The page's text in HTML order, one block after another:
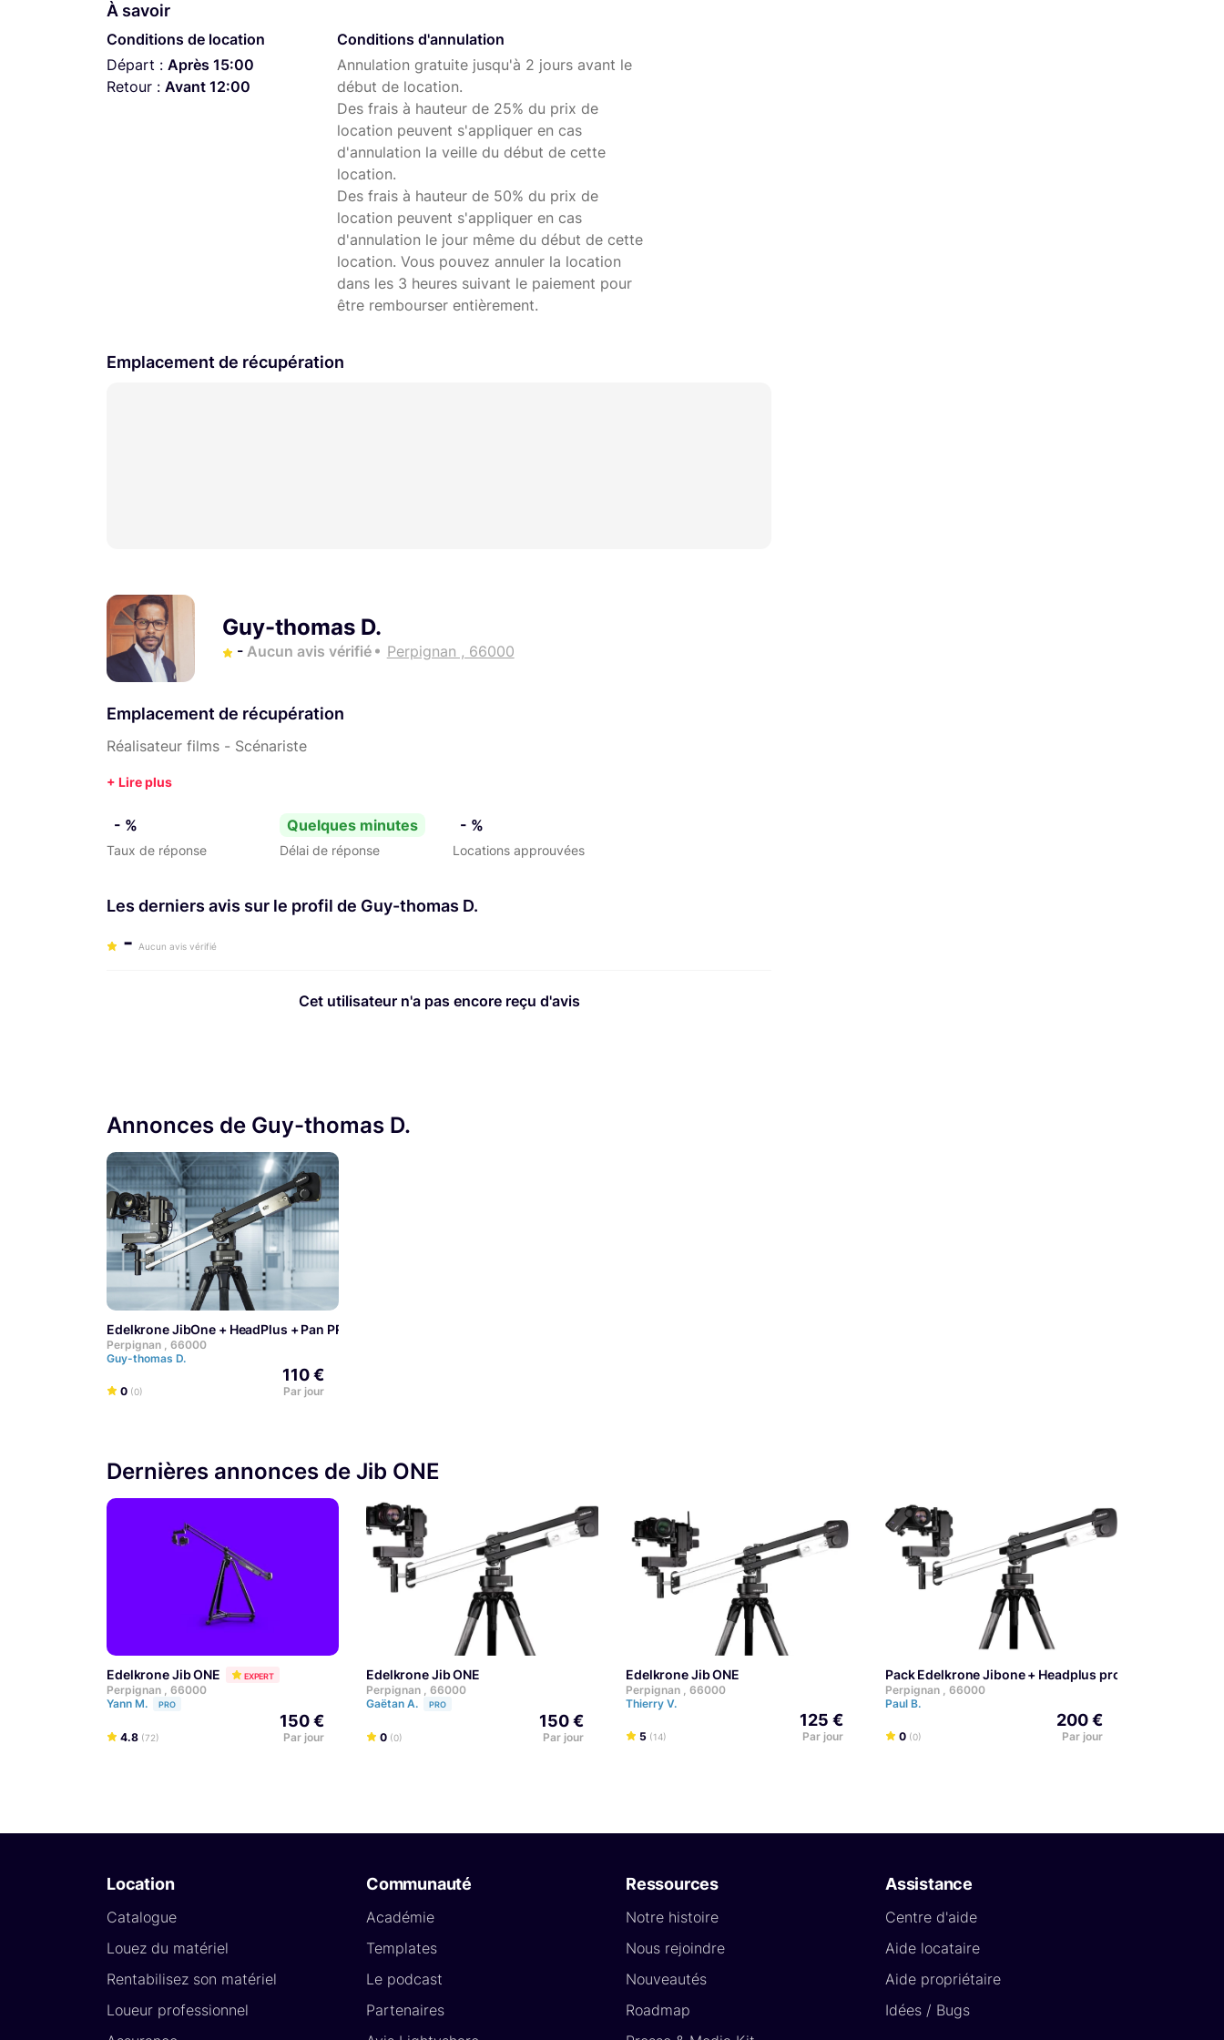
Cinématiquement vôtre,
Tom
À savoir
Conditions de location
Départ : Après 15:00
Retour : Avant 12:00
Conditions d'annulation
Annulation gratuite jusqu'à 2 jours avant le
début de location.
Des frais à hauteur de 25% du prix de
location peuvent s'appliquer en cas
d'annulation la veille du début de cette
location.
Des frais à hauteur de 50% du prix de
location peuvent s'appliquer en cas
d'annulation le jour même du début de cette
location. Vous pouvez annuler la location
dans les 3 heures suivant le paiement pour
être rembourser entièrement.
Emplacement de récupération
Guy-thomas D.
- Aucun avis vérifié Perpignan , 66000
Emplacement de récupération
Réalisateur films - Scénariste
- %
Taux de réponse
Quelques minutes
Délai de réponse
- %
Locations approuvées
Les derniers avis sur le profil de Guy-thomas D.
- Aucun avis vérifié
Cet utilisateur n'a pas encore reçu d'avis
Annonces de Guy-thomas D.
Edelkrone JibOne + HeadPlus + Pan PRO Module + HeadOne Grue Crâne motorisé
Perpignan , 66000
Guy-thomas D.
0 (0)
110 €
Par jour
Dernières annonces de Jib ONE
Edelkrone Jib ONE EXPERT
Perpignan , 66000
Yann M.
PRO
4.8 (72)
150 €
Par jour
Edelkrone Jib ONE
Perpignan , 66000
Gaëtan A.
PRO
0 (0)
150 €
Par jour
Edelkrone Jib ONE
Perpignan , 66000
Thierry V.
5 (14)
125 €
Par jour
Pack Edelkrone Jibone + Headplus pro V2
Perpignan , 66000
Paul B.
0 (0)
200 €
Par jour
Location
Catalogue
Louez du matériel
Rentabilisez son matériel
Loueur professionnel
Communauté
Académie
Templates
Le podcast
Partenaires
Ressources
Notre histoire
Nous rejoindre
Nouveautés
Roadmap
Assistance
Centre d'aide
Aide locataire
Aide propriétaire
Idées / Bugs